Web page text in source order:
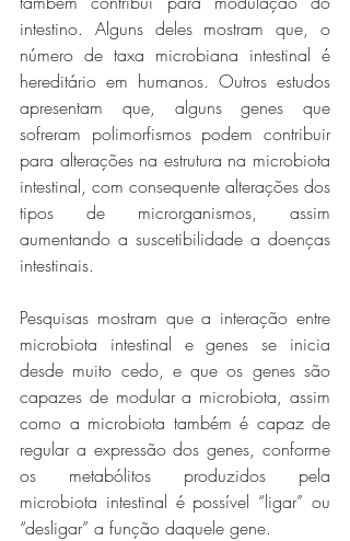
intestino. Alguns deles mostram que, o
número de taxa microbiana intestinal é
hereditário em humanos. Outros estudos
apresentam que, alguns genes que
sofreram polimorfismos podem contribuir
para alterações na estrutura na microbiota
intestinal, com consequente alterações dos
tipos de microrganismos, assim
aumentando a suscetibilidade a doenças
intestinais.
Pesquisas mostram que a interação entre
microbiota intestinal e genes se inicia
desde muito cedo, e que os genes são
capazes de modular a microbiota, assim
como a microbiota também é capaz de
regular a expressão dos genes, conforme
os metabólitos produzidos pela
microbiota intestinal é possível “ligar” ou
“desligar” a função daquele gene.